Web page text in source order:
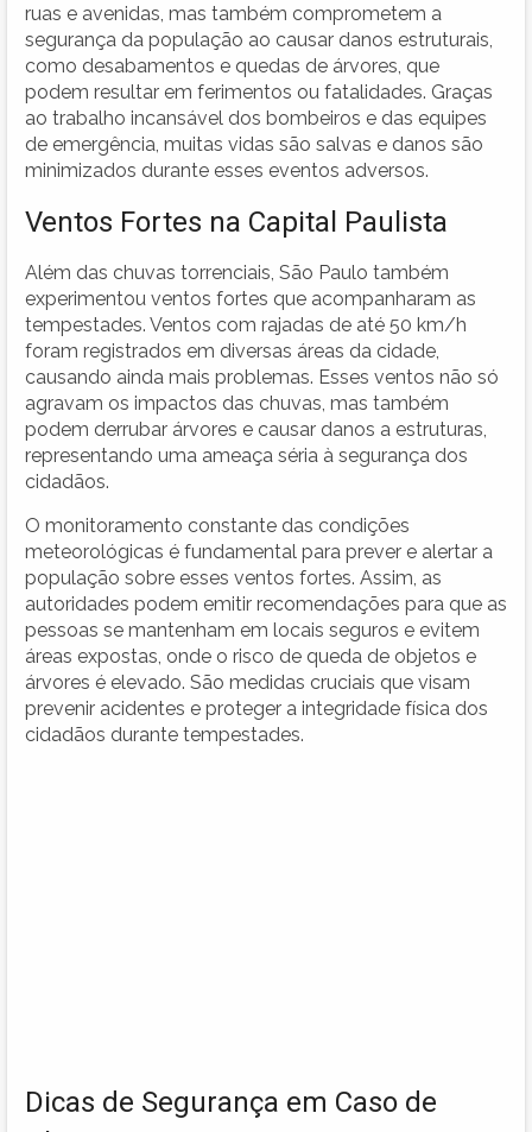
ruas e avenidas, mas também comprometem a
segurança da população ao causar danos estruturais,
como desabamentos e quedas de árvores, que
podem resultar em ferimentos ou fatalidades. Graças
ao trabalho incansável dos bombeiros e das equipes
de emergência, muitas vidas são salvas e danos são
minimizados durante esses eventos adversos.
Ventos Fortes na Capital Paulista
Além das chuvas torrenciais, São Paulo também
experimentou ventos fortes que acompanharam as
tempestades. Ventos com rajadas de até 50 km/h
foram registrados em diversas áreas da cidade,
causando ainda mais problemas. Esses ventos não só
agravam os impactos das chuvas, mas também
podem derrubar árvores e causar danos a estruturas,
representando uma ameaça séria à segurança dos
cidadãos.
O monitoramento constante das condições
meteorológicas é fundamental para prever e alertar a
população sobre esses ventos fortes. Assim, as
autoridades podem emitir recomendações para que as
pessoas se mantenham em locais seguros e evitem
áreas expostas, onde o risco de queda de objetos e
árvores é elevado. São medidas cruciais que visam
prevenir acidentes e proteger a integridade física dos
cidadãos durante tempestades.
Dicas de Segurança em Caso de